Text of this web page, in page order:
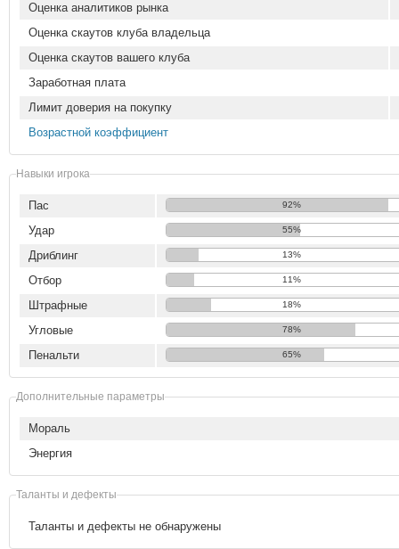
Оценка аналитиков рынка
Оценка скаутов клуба владельца
Оценка скаутов вашего клуба
Заработная плата
Лимит доверия на покупку
Возрастной коэффициент
Навыки игрока
Пас 92%
Удар 55%
Дриблинг 13%
Отбор 11%
Штрафные 18%
Угловые 78%
Пенальти 65%
Дополнительные параметры
Мораль
Энергия
Таланты и дефекты
Таланты и дефекты не обнаружены